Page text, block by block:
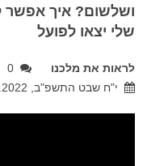
ושלשום? איך אפשר
שלי יצאו לפועל
לראות את מלכנו
0
י"ח שבט התשפ"ב, 20.01.2022, 10:11